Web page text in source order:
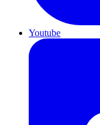
Youtube